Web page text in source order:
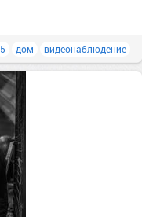
5 дом видеонаблюдение